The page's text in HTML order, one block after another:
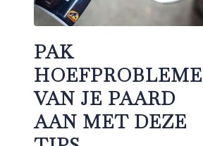
PAK
VAN JE PAARD
AAN MET DEZE